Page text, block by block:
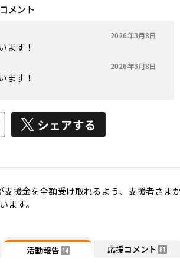
メント
2026年3月8日
ます！
2026年3月8日
ます！
支援金を全額受け取れるよう、支援者さま
ます。
活動報告 14 応援コメント 81